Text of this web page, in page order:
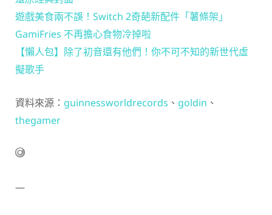
遊戲美食兩不誤！Switch 2奇葩新配件「薯條架」
GamiFries 不再擔心食物冷掉啦
【懶人包】除了初音還有他們！你不可不知的新世代虛
擬歌手
資料來源： guinnessworldrecords 、 goldin 、
thegamer
—